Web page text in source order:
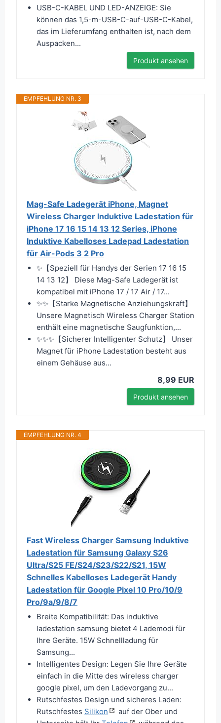
USB-C-KABEL UND LED-ANZEIGE: Sie
können das 1,5-m-USB-C-auf-USB-C-Kabel,
das im Lieferumfang enthalten ist, nach dem
Auspacken...
Produkt ansehen
EMPFEHLUNG NR. 3
Mag-Safe Ladegerät iPhone, Magnet
Wireless Charger Induktive Ladestation für
iPhone 17 16 15 14 13 12 Series, iPhone
Induktive Kabelloses Ladepad Ladestation
für Air-Pods 3 2 Pro
✨【Speziell für Handys der Serien 17 16 15
14 13 12】 Diese Mag-Safe Ladegerät ist
kompatibel mit iPhone 17 / 17 Air / 17...
✨✨【Starke Magnetische Anziehungskraft】
Unsere Magnetisch Wireless Charger Station
enthält eine magnetische Saugfunktion,...
✨✨✨【Sicherer Intelligenter Schutz】 Unser
Magnet für iPhone Ladestation besteht aus
einem Gehäuse aus...
8,99 EUR
Produkt ansehen
EMPFEHLUNG NR. 4
Fast Wireless Charger Samsung Induktive
Ladestation für Samsung Galaxy S26
Ultra/S25 FE/S24/S23/S22/S21, 15W
Schnelles Kabelloses Ladegerät Handy
Ladestation für Google Pixel 10 Pro/10/9
Pro/9a/9/8/7
Breite Kompatibilität: Das induktive
ladestation samsung bietet 4 Lademodi für
Ihre Geräte. 15W Schnellladung für
Samsung...
Intelligentes Design: Legen Sie Ihre Geräte
einfach in die Mitte des wireless charger
google pixel, um den Ladevorgang zu...
Rutschfestes Design und sicheres Laden:
Rutschfestes Silikon
auf der Ober und